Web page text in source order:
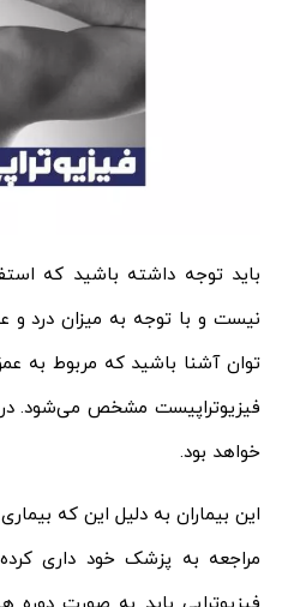
باید توجه داشته باشید که
نیست و با توجه به میزان درد و
توان آشنا باشید که مربوط به
فیزیوتراپیست مشخص می‌شود. در
خواهد بود.
این بیماران به دلیل این که
مراجعه به پزشک خود داری